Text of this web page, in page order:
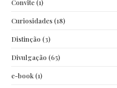
Convite (1)
Curiosidades (18)
Distinção (3)
Divulgação (65)
e-book (1)